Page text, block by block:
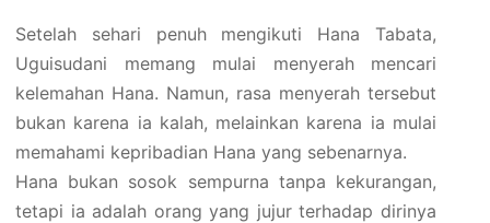
Setelah sehari penuh mengikuti Hana Tabata,
Uguisudani memang mulai menyerah mencari
kelemahan Hana. Namun, rasa menyerah tersebut
bukan karena ia kalah, melainkan karena ia mulai
memahami kepribadian Hana yang sebenarnya.
Hana bukan sosok sempurna tanpa kekurangan,
tetapi ia adalah orang yang jujur terhadap dirinya